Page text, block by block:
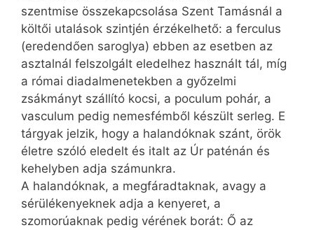
szentmise összekapcsolása Szent Tamásnál a
költői utalások szintjén érzékelhető: a fer­cu­lus
(eredendően saroglya) ebben az esetben az
asztalnál felszolgált eledelhez használt tál, míg
a római diadalmenetekben a győzelmi
zsákmányt szállító kocsi, a poculum pohár, a
vasculum pedig nemesfémből készült serleg. E
tárgyak jelzik, hogy a halandóknak szánt, örök
életre szóló eledelt és italt az Úr paténán és
kehelyben adja számunkra.
A halandóknak, a megfáradtaknak, avagy a
sérülékenyeknek adja a kenyeret, a
szomorúaknak pedig vérének borát: Ő az